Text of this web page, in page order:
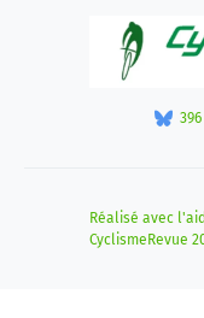
396
Réalisé avec
CyclismeRevue